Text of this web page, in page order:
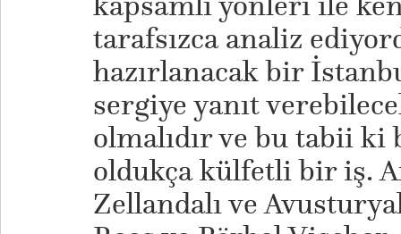
tarafsızca analiz
hazırlanacak bir
sergiye yanıt
olmalıdır ve bu tabii
oldukça külfetli bir iş.
Zellandalı ve